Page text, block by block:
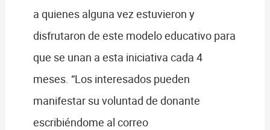
a quienes alguna vez estuvieron y
disfrutaron de este modelo educativo para
que se unan a esta iniciativa cada 4
meses. “Los interesados pueden
manifestar su voluntad de donante
escribiéndome al correo